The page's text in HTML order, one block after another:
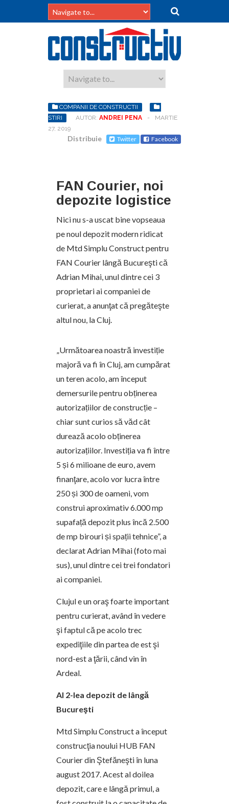
COMPANII DE CONSTRUCTII
STIRI
AUTOR: ANDREI PENA -
MARTIE
27, 2019
Distribuie Twitter Facebook
FAN Courier, noi
depozite logistice
Nici nu s-a uscat bine vopseaua
pe noul depozit modern ridicat
de Mtd Simplu Construct pentru
FAN Courier lângă Bucureşti că
Adrian Mihai, unul dintre cei 3
proprietari ai companiei de
curierat, a anunţat că pregăteşte
altul nou, la Cluj.
„Următoarea noastră investiție
majoră va fi în Cluj, am cumpărat
un teren acolo, am început
demersurile pentru obținerea
autorizațiilor de construcție –
chiar sunt curios să văd cât
durează acolo obținerea
autorizațiilor. Investiția va fi între
5 și 6 milioane de euro, avem
finanţare, acolo vor lucra între
250 și 300 de oameni, vom
construi aproximativ 6.000 mp
supafață depozit plus încă 2.500
de mp birouri și spații tehnice”, a
declarat Adrian Mihai (foto mai
sus), unul dintre cei trei fondatori
ai companiei.
Clujul e un oraş foarte important
pentru curierat, având în vedere
şi faptul că pe acolo trec
expediţiile din partea de est şi
nord-est a ţării, când vin în
Ardeal.
Al 2-lea depozit de lângă
Bucureşti
Mtd Simplu Construct a început
construcţia noului HUB FAN
Courier din Ştefăneşti în luna
august 2017. Acest al doilea
depozit, care e lângă primul, a